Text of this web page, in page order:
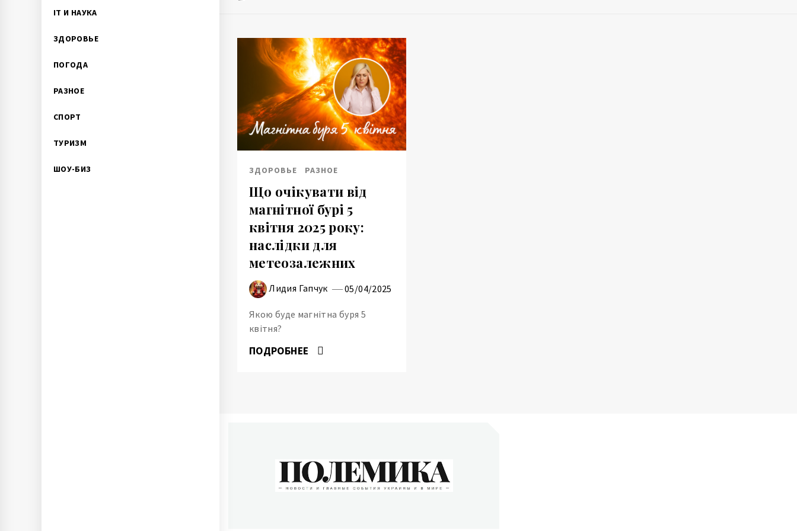
IT И НАУКА
ЗДОРОВЬЕ
ПОГОДА
РАЗНОЕ
СПОРТ
ТУРИЗМ
ШОУ-БИЗ ЗДОРОВЬЕ РАЗНОЕ
Що очікувати від
магнітної бурі 5
квітня 2025 року:
наслідки для
метеозалежних
Лидия Гапчук 05/04/2025
Якою буде магнітна буря 5
квітня?
ПОДРОБНЕЕ